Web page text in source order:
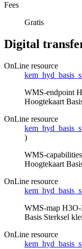
Fees
Gratis
Digital
OnLine resource
WMS-endpoint
Hoogtekaart
OnLine resource
)
WMS-
Hoogtekaart
OnLine resource
WMS-map
Basis Sterksel
OnLine resource